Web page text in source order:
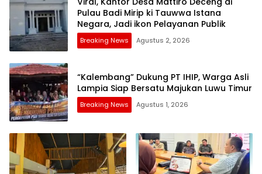
Pulau Badi Mirip ki Tauwwa Istana
Negara, Jadi ikon Pelayanan Publik
Breaking News Agustus 2, 2026
“Kalembang” Dukung PT IHIP, Warga Asli
Lampia Siap Bersatu Majukan Luwu Timur
Breaking News Agustus 1, 2026